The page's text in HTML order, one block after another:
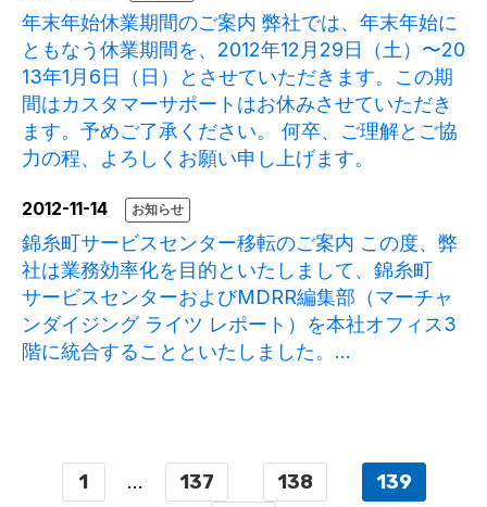
年末年始休業期間のご案内 弊社では、年末年始に
ともなう休業期間を、2012年12月29日（土）〜20
13年1月6日（日）とさせていただきます。この期
間はカスタマーサポートはお休みさせていただき
ます。予めご了承ください。 何卒、ご理解とご協
力の程、よろしくお願い申し上げます。
2012-11-14 お知らせ
錦糸町サービスセンター移転のご案内 この度、弊
社は業務効率化を目的といたしまして、錦糸町
サービスセンターおよびMDRR編集部（マーチャ
ンダイジング ライツ レポート）を本社オフィス3
階に統合することといたしました。...
1 ... 137 138
139